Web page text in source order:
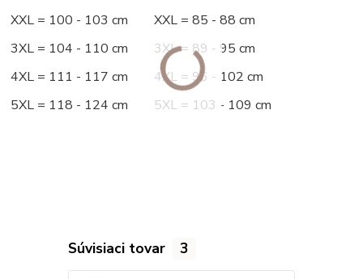
XXL = 100 - 103 cm XXL = 85 - 88 cm
3XL = 104 - 110 cm 3XL = 89 - 95 cm
4XL = 111 - 117 cm 4XL = 96 - 102 cm
5XL = 118 - 124 cm 5XL = 103 - 109 cm
Súvisiaci tovar 3